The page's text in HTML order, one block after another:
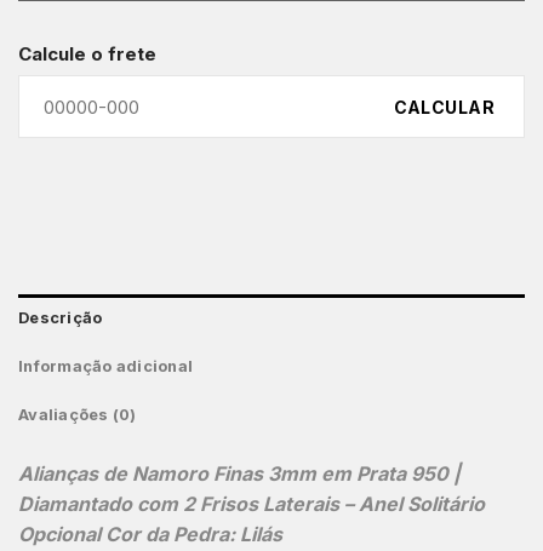
Calcule o frete
CALCULAR
Descrição
Informação adicional
Avaliações (0)
Alianças de Namoro Finas 3mm em Prata 950 |
Diamantado com 2 Frisos Laterais– Anel Solitário
Opcional Cor da Pedra: Lilás